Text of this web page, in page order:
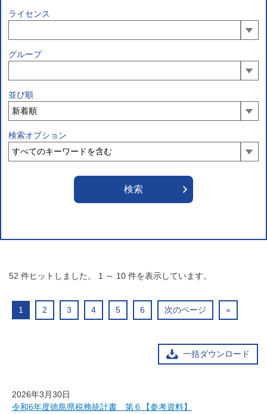
ライセンス
グループ
並び順
検索オプション
52 件ヒットしました。 1 ～ 10 件を表示しています。
1 2 3 4 5 6 次のページ »
一括ダウンロード
2026年3月30日
令和6年度徳島県税務統計書 第６【参考資料】